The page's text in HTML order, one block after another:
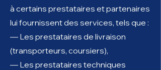
à certains prestataires et partenaires
lui fournissent des services, tels que :
— Les prestataires de livraison
(transporteurs, coursiers),
— Les prestataires techniques